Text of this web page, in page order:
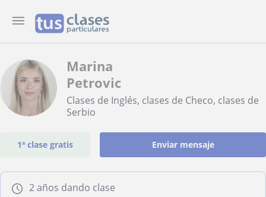
Marina
Petrovic
Clases de Inglés, clases de Checo, clases de
Serbio
1ª clase gratis Enviar mensaje
2 años dando clase